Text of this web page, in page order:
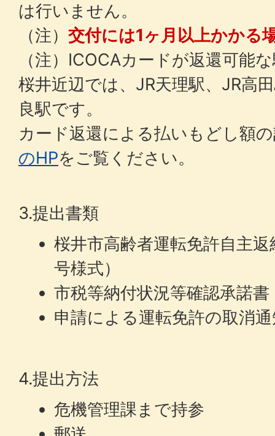
は行いません。
（注） 交付には1ヶ月以上かかる
（注）ICOCAカードが返還可能
桜井近辺では、JR天理駅、JR高
良駅です。
カード返還による払いもどし額
のHPをご覧ください。
3.提出書類
桜井市高齢者運転免許自主
号様式）
市税等納付状況等確認承諾
申請による運転免許の取消
4.提出方法
危機管理課まで持参